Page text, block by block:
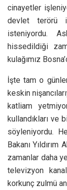
cinayetler
devlet terörü
isteniyordu.
hissedildiği
kulağımız
İşte tam o
keskin
katliam
kullandıkları ve
söyleniyordu.
Bakanı
zamanlar daha
televizyon
korkunç zulmü